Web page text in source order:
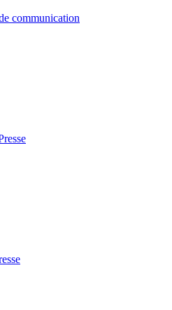
communication